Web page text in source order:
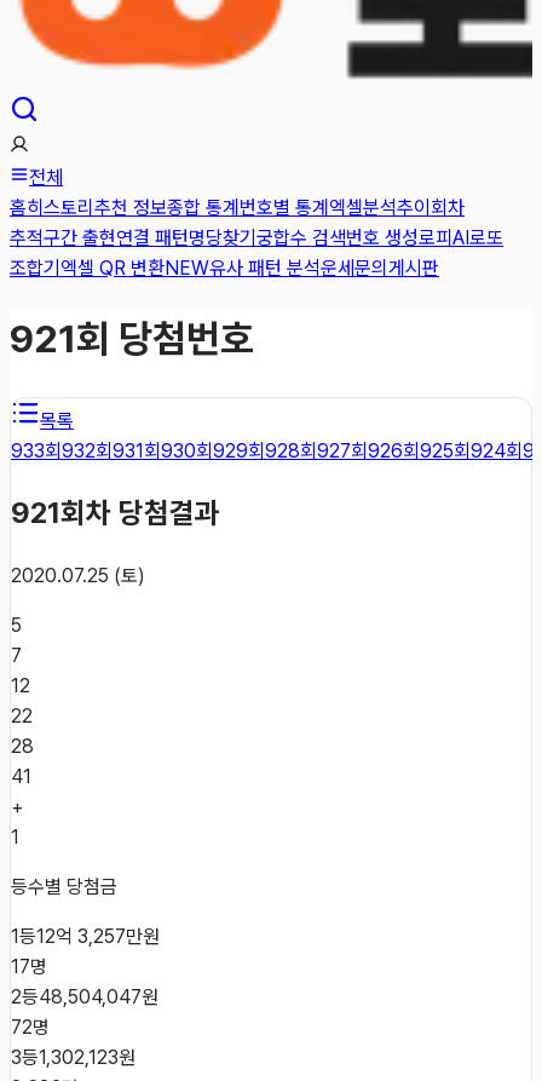
전체
홈히스토리 추천 정보종합 통계번호별 통계엑셀분석추이 회차
추적구간 출현연결 패턴명당찾기궁합수 검색번호 생성로피AI로또
조합기엑셀 QR 변환NEW유사 패턴 분석운세문의게시판
921회 당첨번호
목록
933회932회931회930회929회928회927회926회925회924회
921회차 당첨결과
2020.07.25 (토)
5
7
12
22
28
41
+
1
등수별 당첨금
1등12억 3,257만원
17명
2등48,504,047원
72명
3등1,302,123원